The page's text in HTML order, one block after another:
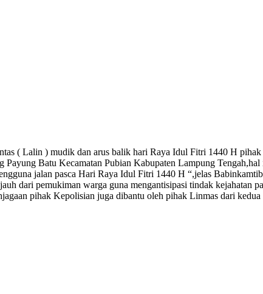
( Lalin ) mudik dan arus balik hari Raya Idul Fitri 1440 H pihak
Batu Kecamatan Pubian Kabupaten Lampung
jalan pasca Hari Raya Idul Fitri 1440 H “,jelas
dari pemukiman warga guna mengantisipasi tindak kejahatan
pihak Kepolisian juga dibantu oleh pihak Linmas dari